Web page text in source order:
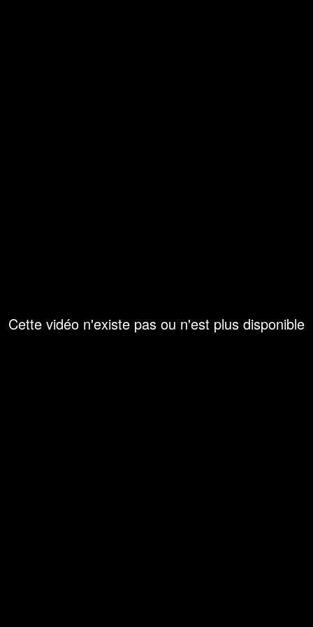
Cette vidéo n'existe pas ou n'est plus disponible